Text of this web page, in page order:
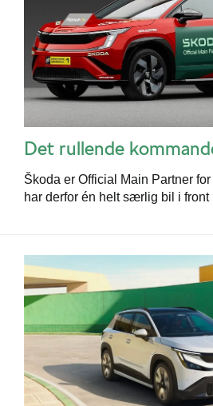
Det rullende
Škoda er Official Main Partner
har derfor én helt særlig bil i front